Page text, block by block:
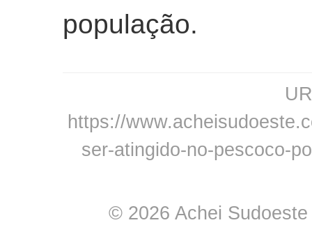
população.
https://
ser-atingido-no-pescoco-
© 2026 Achei